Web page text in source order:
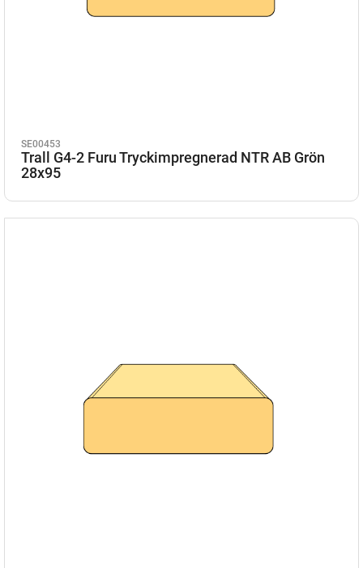
SE00453
Trall G4-2 Furu Tryckimpregnerad NTR AB Grön
28x95